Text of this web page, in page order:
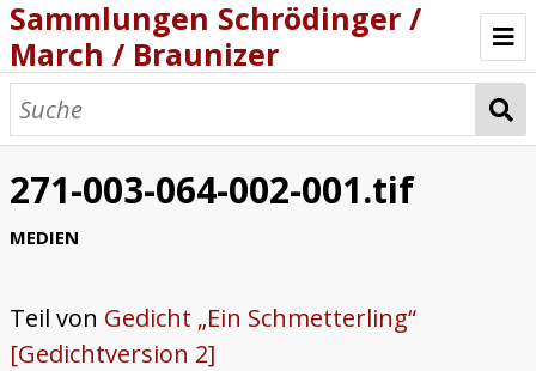
Sammlungen Schrödinger /
March / Braunizer
Willkommen
Katalog
Projekt
271-003-064-002-001.tif
MEDIEN
Teil von Gedicht „Ein Schmetterling“
[Gedichtversion 2]